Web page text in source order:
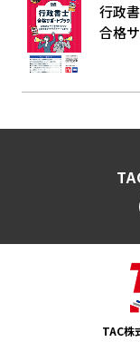
行政
合格
TAC株